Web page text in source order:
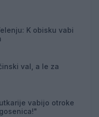
K obisku vabi
val, a le za
vabijo otroke